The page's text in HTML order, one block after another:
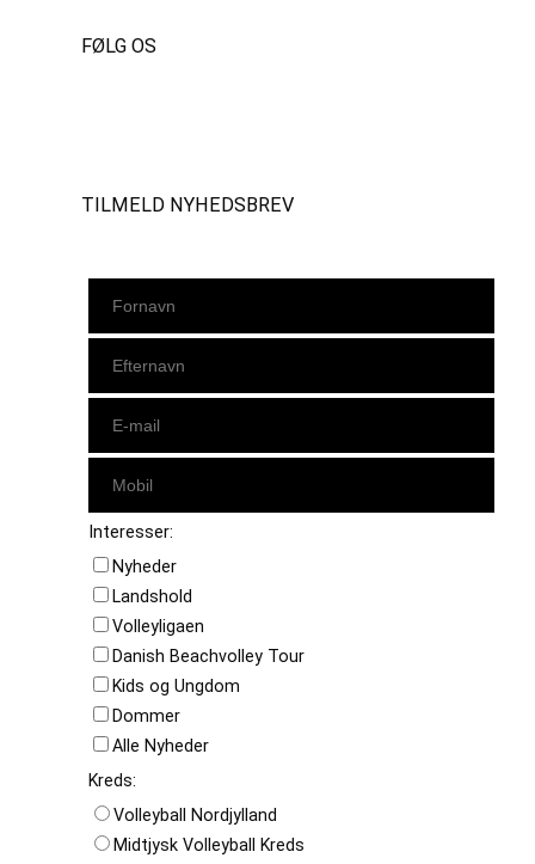
FØLG OS
TILMELD NYHEDSBREV
Interesser:
Nyheder
Landshold
Volleyligaen
Danish Beachvolley Tour
Kids og Ungdom
Dommer
Alle Nyheder
Kreds:
Volleyball Nordjylland
Midtjysk Volleyball Kreds